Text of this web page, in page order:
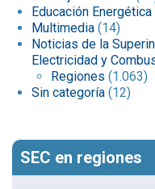
Educación Energética
Multimedia (14)
Noticias de la
Electricidad y
Regiones (1.063)
Sin categoría (12)
SEC en regiones